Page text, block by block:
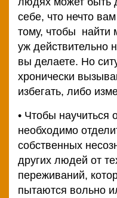
себе, что нечто
тому, чтобы найти
уж действительно
вы делаете. Но
хронически
избегать, либо
• Чтобы научиться
необходимо
собственных
других людей от
переживаний,
пытаются вольно